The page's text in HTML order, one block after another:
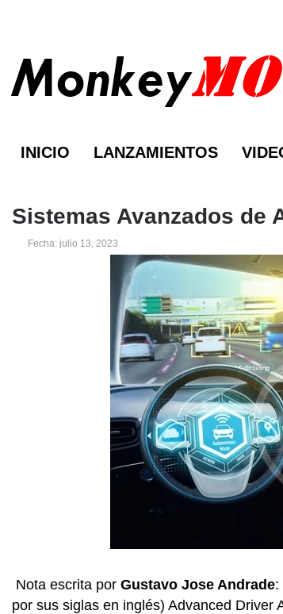
INICIO LANZAMIENTOS
Sistemas Avanzados de
Fecha: julio 13, 2023
Nota escrita por Gustavo Jose Andrade:
por sus siglas en inglés) Advanced